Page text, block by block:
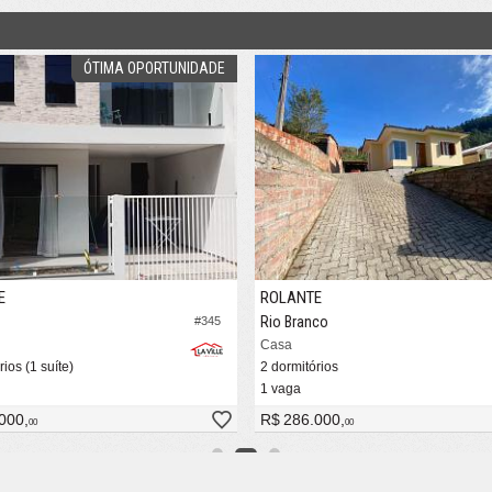
ÓTIMA OPORTUNIDADE
#345
(1 suíte)
00
ROLANTE
Rio Branco
Casa
2 dormitórios
1 vaga
R$ 286.000, 00